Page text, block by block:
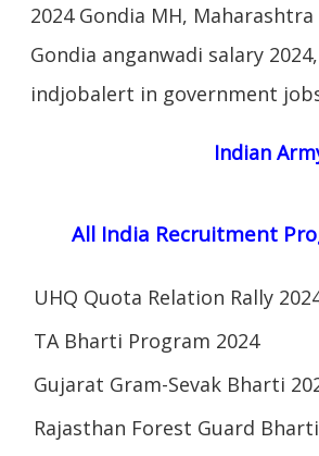
2024 Gondia MH,
Gondia anganwadi salary
indjobalert in government
Indian
All India Recruitment
UHQ Quota Relation Rally
TA Bharti Program 2024
Gujarat Gram-Sevak Bharti
Rajasthan Forest Guard